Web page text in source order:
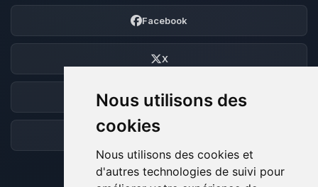
Nous utilisons des
cookies
Nous utilisons des cookies et
d'autres technologies de suivi pour
Facebook
X
Discord
Forum